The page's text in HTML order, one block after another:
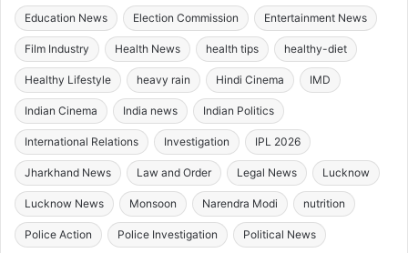
Education News Election Commission Entertainment News
Film Industry Health News health tips healthy-diet
Healthy Lifestyle heavy rain Hindi Cinema IMD
Indian Cinema India news Indian Politics
International Relations Investigation IPL 2026
Jharkhand News Law and Order Legal News Lucknow
Lucknow News Monsoon Narendra Modi nutrition
Police Action Police Investigation Political News